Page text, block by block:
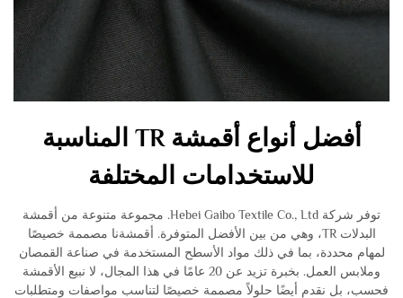
أفضل أنواع أقمشة TR المناسبة
للاستخدامات المختلفة
توفر شركة Hebei Gaibo Textile Co., Ltd. مجموعة متنوعة من أقمشة
البدلات TR، وهي من بين الأفضل المتوفرة. أقمشةنا مصممة خصيصًا
لمهام محددة، بما في ذلك مواد الأسطح المستخدمة في صناعة القمصان
وملابس العمل. بخبرة تزيد عن 20 عامًا في هذا المجال، لا نبيع الأقمشة
فحسب، بل نقدم أيضًا حلولاً مصممة خصيصًا لتناسب مواصفات ومتطلبات